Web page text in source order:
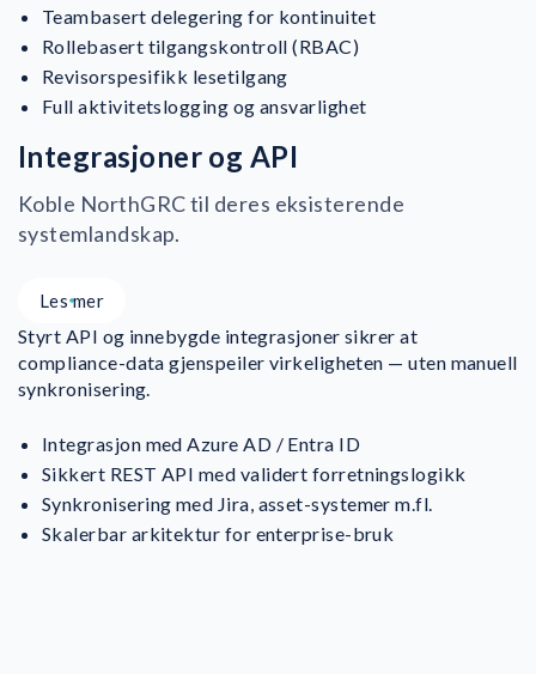
Teambasert delegering for kontinuitet
Rollebasert tilgangskontroll (RBAC)
Revisorspesifikk lesetilgang
Full aktivitetslogging og ansvarlighet
Integrasjoner og API
Koble NorthGRC til deres eksisterende
systemlandskap.
Les mer
Styrt API og innebygde integrasjoner sikrer at
compliance-data gjenspeiler virkeligheten — uten manuell
synkronisering.
Integrasjon med Azure AD / Entra ID
Sikkert REST API med validert forretningslogikk
Synkronisering med Jira, asset-systemer m.fl.
Skalerbar arkitektur for enterprise-bruk